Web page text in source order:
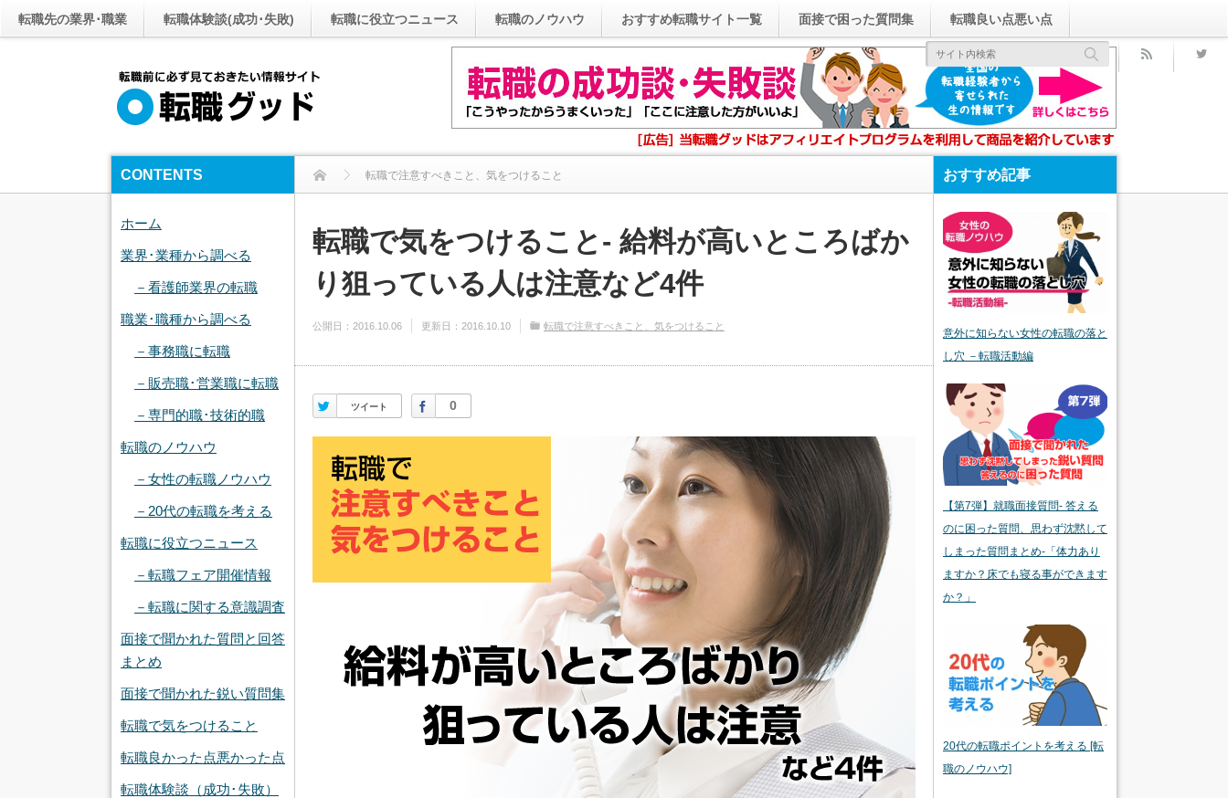
転職先の業界･職業 転職体験談(成功･失敗) 転職に役立つニュース 転職のノウハウ おすすめ転職サイト一覧 面接で困った質問集 転職良い点悪い点
rss
転職で注意すべきこと、気をつけること
転職で気をつけること- 給料が高いところばか
り狙っている人は注意など4件
公開日： 2016.10.06 更新日： 2016.10.10 転職で注意すべきこと、気をつけること
ツイート
Twitter 0
Facebook
CONTENTS
ホーム
業界･業種から調べる
－看護師業界の転職
職業･職種から調べる
－事務職に転職
－販売職･営業職に転職
－専門的職･技術的職
転職のノウハウ
－女性の転職ノウハウ
－20代の転職を考える
転職に役立つニュース
－転職フェア開催情報
－転職に関する意識調査
面接で聞かれた質問と回答
まとめ
面接で聞かれた鋭い質問集
転職で気をつけること
転職良かった点悪かった点
転職体験談（成功･失敗）
おすすめ記事
意外に知らない女性の転職の落と
し穴 －転職活動編
【第7弾】就職面接質問- 答える
のに困った質問、思わず沈黙して
しまった質問まとめ-「体力あり
ますか？床でも寝る事ができます
か？」
20代の転職ポイントを考える [転
職のノウハウ]